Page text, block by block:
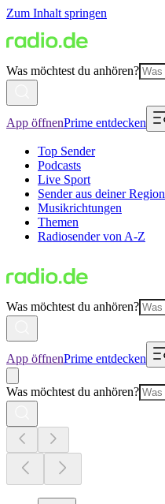
Zum Inhalt springen
Was möchtest du anhören?
App öffnenPrime entdecken
Top Sender
Podcasts
Live Sport
Sender aus deiner Region
Musikrichtungen
Themen
Radiosender von A-Z
Was möchtest du anhören?
App öffnenPrime entdecken
Was möchtest du anhören?